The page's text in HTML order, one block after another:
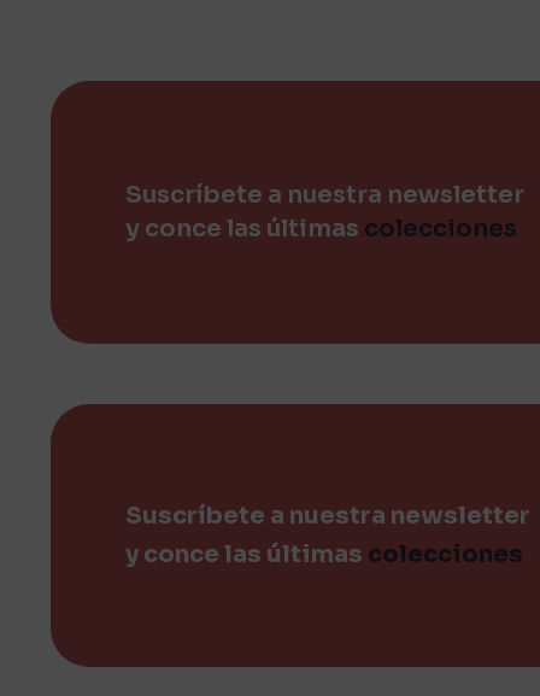
Suscríbete a nuestra newsletter
y conce las últimas colecciones
Suscríbete a nuestra newsletter
y conce las últimas colecciones